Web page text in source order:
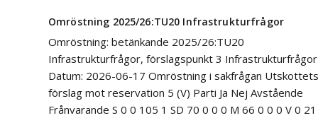
Omröstning 2025/26:TU20 Infrastrukturfrågor
Omröstning: betänkande 2025/26:TU20
Infrastrukturfrågor, förslagspunkt 3 Infrastrukturfrågor
Datum: 2026-06-17 Omröstning i sakfrågan Utskottets
förslag mot reservation 5 (V) Parti Ja Nej Avstående
Frånvarande S 0 0 105 1 SD 70 0 0 0 M 66 0 0 0 V 0